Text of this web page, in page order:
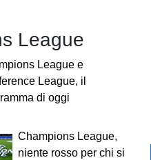
League
League e
League, il
di oggi
Champions League,
niente rosso per chi si